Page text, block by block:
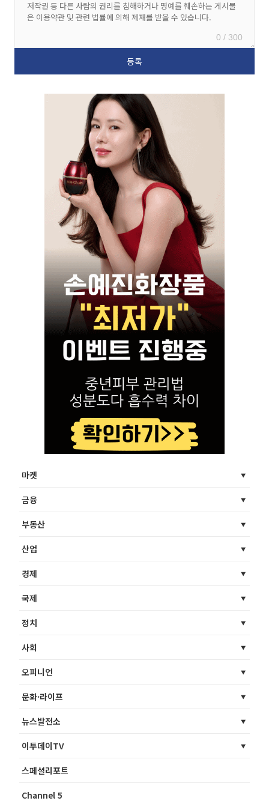
0 / 300
마켓
금융
부동산
산업
경제
국제
정치
사회
오피니언
문화·라이프
뉴스발전소
이투데이TV
스페셜리포트
Channel 5